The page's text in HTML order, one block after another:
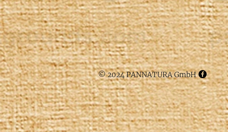
© 2024 PANNATURA GmbH